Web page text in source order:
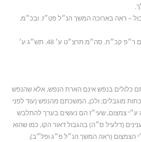
36) המשך הנ״ל שם. וראה שם ר״פ קכ״ח. סה״מ תרצ״ט ע׳ 48. תש״ג ע׳
כלולים בנפש אינם הארת הנפש, אלא שהנפש
מוגבלים; ולכן, המשכתם מהנפש (עוד לפני
ע״י צמצום, שעי״ז הם נעשים בערך להתלבש
(דלעיל ס״ה) בהגבול דאור הקו, כמו שהוא
הצמצום (ראה המשך הנ״ל פ״ג ופל״ב).